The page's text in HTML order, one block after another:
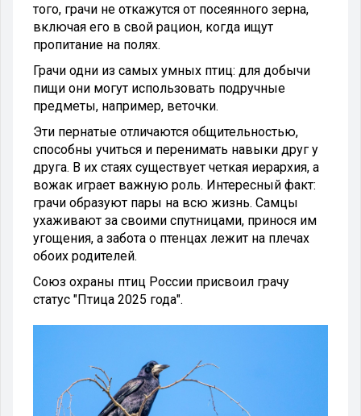
того, грачи не откажутся от посеянного зерна,
включая его в свой рацион, когда ищут
пропитание на полях.
Грачи одни из самых умных птиц: для добычи
пищи они могут использовать подручные
предметы, например, веточки.
Эти пернатые отличаются общительностью,
способны учиться и перенимать навыки друг у
друга. В их стаях существует четкая иерархия, а
вожак играет важную роль. Интересный факт:
грачи образуют пары на всю жизнь. Самцы
ухаживают за своими спутницами, принося им
угощения, а забота о птенцах лежит на плечах
обоих родителей.
Союз охраны птиц России присвоил грачу
статус "Птица 2025 года".